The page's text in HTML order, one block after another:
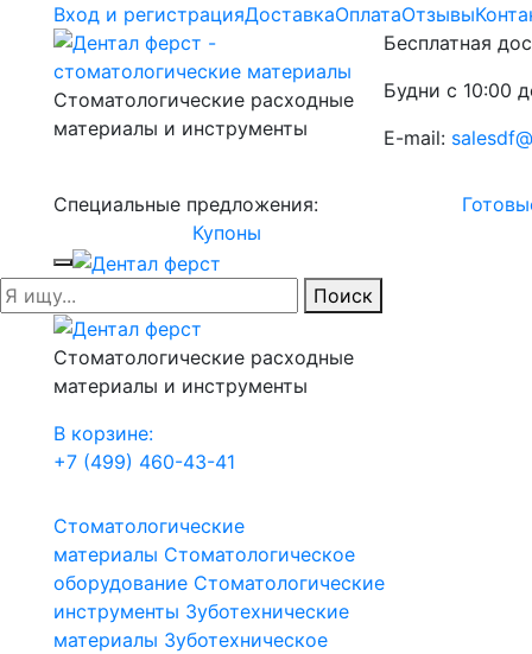
Вход и регистрацияДоставкаОплатаОтзывы
Стоматологические расходные
материалы и инструменты
Бесплатная
Будни с 10:00
E-mail:
Специальные предложения:
Купоны
Поиск
Стоматологические расходные
материалы и инструменты
В корзине:
+7 (499) 460-43-41
Стоматологические
материалы Стоматологическое
оборудование Стоматологические
инструменты Зуботехнические
материалы Зуботехническое